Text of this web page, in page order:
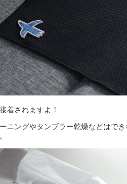
着されますよ！
ニングやタンブラー乾燥などはで